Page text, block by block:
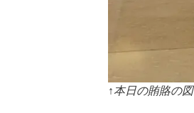
↑本日の賄賂の図